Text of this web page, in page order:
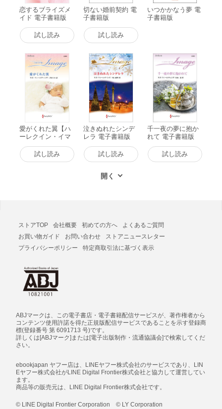
恋するブライズメ
イド 電子書籍版
試し読み
切ない婚前契約 電
子書籍版
試し読み
いつかかなう夢 電
子書籍版
愛がくれた翼【ハ
ーレクイン・イマ
ージュ版】 電子書
籍版
試し読み
泣きぬれたシンデ
レラ 電子書籍版
試し読み
千一夜の夢に抱か
れて 電子書籍版
試し読み
ストアTOP 会社概要 初めての方へ
よくあるご質問
お買い物ガイド
お問い合わせ
ストアニュースレター
プライバシーポリシー
特定商取引法に基づく表示
ABJマークは、この電子書店・電子書籍配信サービスが、著作権者から
コンテンツ使用許諾を得た正規版配信サービスであることを示す登録商
標(登録番号 第 6091713 号)です。
詳しくは[ABJマーク]または[電子出版制作・流通協議会]で検索してくだ
さい。
ebookjapan ヤフー店は、LINEヤフー株式会社のサービスであり、LIN
Eヤフー株式会社がLINE Digital Frontier株式会社と協力して運営してい
ます。
商品等の販売元は、LINE Digital Frontier株式会社です。
© LINE Digital Frontier Corporation © LY Corporation